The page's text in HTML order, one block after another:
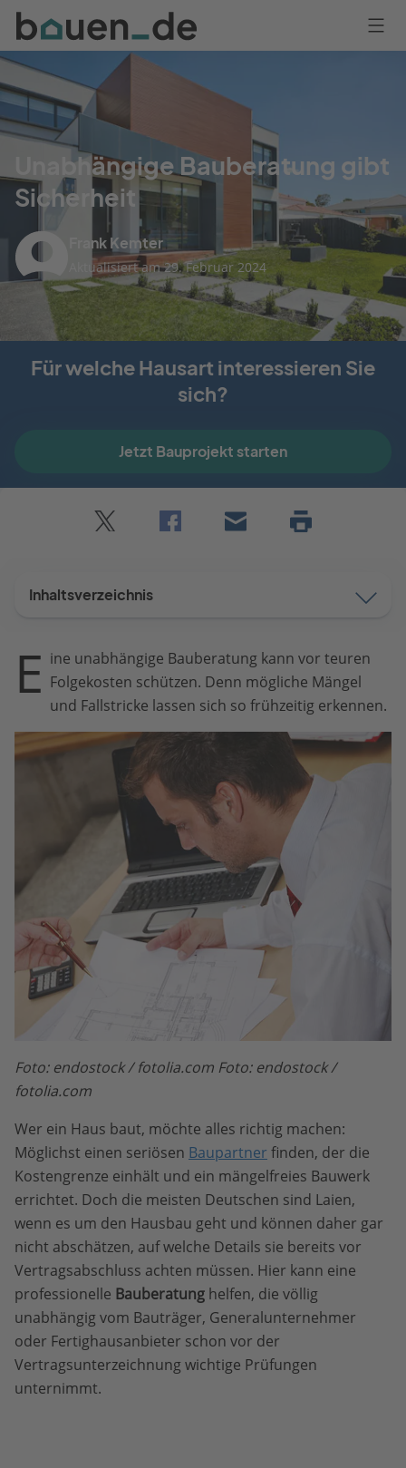
Bauen
Logo
Anmelden
Unabhängige Bauberatung gibt
Sicherheit
Frank Kemter
Aktualisiert am 29. Februar 2024
Für welche Hausart interessieren Sie
sich?
Jetzt Bauprojekt starten
Inhaltsverzeichnis
E ine unabhängige Bauberatung kann vor teuren
Folgekosten schützen. Denn mögliche Mängel
und Fallstricke lassen sich so frühzeitig erkennen.
Foto: endostock / fotolia.com Foto: endostock /
fotolia.com
Wer ein Haus baut, möchte alles richtig machen:
Möglichst einen seriösen Baupartner finden, der die
Kostengrenze einhält und ein mängelfreies Bauwerk
errichtet. Doch die meisten Deutschen sind Laien,
wenn es um den Hausbau geht und können daher gar
nicht abschätzen, auf welche Details sie bereits vor
Vertragsabschluss achten müssen. Hier kann eine
professionelle Bauberatung helfen, die völlig
unabhängig vom Bauträger, Generalunternehmer
oder Fertighausanbieter schon vor der
Vertragsunterzeichnung wichtige Prüfungen
unternimmt.